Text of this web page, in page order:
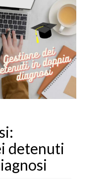
detenuti